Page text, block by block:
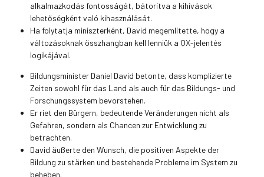
alkalmazkodás fontosságát, bátorítva a kihívások
lehetőségként való kihasználását.
Ha folytatja miniszterként, David megemlítette, hogy a
változásoknak összhangban kell lenniük a QX-jelentés
logikájával.
Bildungsminister Daniel David betonte, dass komplizierte
Zeiten sowohl für das Land als auch für das Bildungs- und
Forschungssystem bevorstehen.
Er riet den Bürgern, bedeutende Veränderungen nicht als
Gefahren, sondern als Chancen zur Entwicklung zu
betrachten.
David äußerte den Wunsch, die positiven Aspekte der
Bildung zu stärken und bestehende Probleme im System zu
beheben.